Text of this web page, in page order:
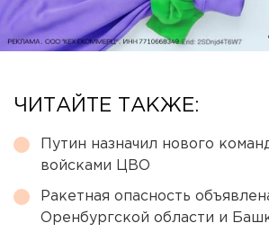
ЧИТАЙТЕ ТАКЖЕ:
Путин назначил нового
войсками ЦВО
Ракетная опасность
Оренбургской области и